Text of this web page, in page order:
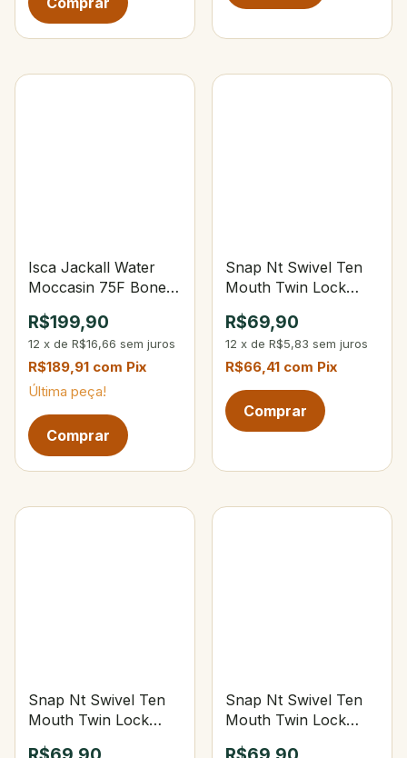
Isca Jackall Water
Moccasin 75F Bone
R$199,90
12 x de R$16,66 sem juros
R$189,91 com Pix
Última peça!
Snap Nt Swivel Ten
Mouth Twin Lock
R$69,90
12 x de R$5,83 sem juros
R$66,41 com Pix
Snap Nt Swivel Ten
Mouth Twin Lock
Snap Nt Swivel Ten
Mouth Twin Lock